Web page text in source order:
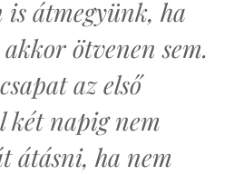
átmegyünk, ha
ötvenen sem.
az első
két napig nem
átásni, ha nem